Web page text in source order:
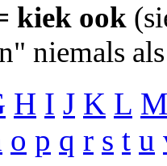
kiek ook
niemals
H I J K L
o p q r s t u